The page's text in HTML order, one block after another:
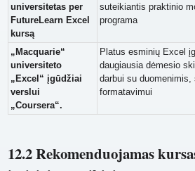
universitetas per
FutureLearn Excel
kursą
suteikiantis praktinio
programa
„Macquarie“
universiteto
„Excel“ įgūdžiai
verslui
„Coursera“.
Platus esminių Excel
daugiausia dėmesio
darbui su
formatavimui
12.2 Rekomenduojamas